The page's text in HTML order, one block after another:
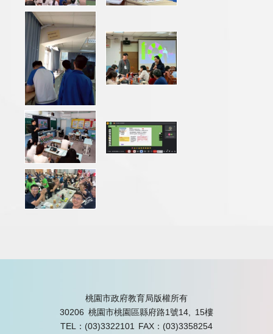
桃園市政府教育局版權所有
30206 桃園市桃園區縣府路1號14, 15樓
TEL：(03)3322101 FAX：(03)3358254